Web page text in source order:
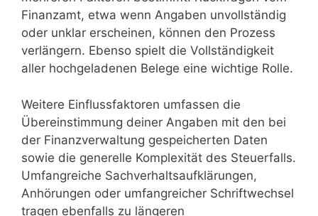
Finanzamt, etwa wenn Angaben unvollständig
oder unklar erscheinen, können den Prozess
verlängern. Ebenso spielt die Vollständigkeit
aller hochgeladenen Belege eine wichtige Rolle.
Weitere Einflussfaktoren umfassen die
Übereinstimmung deiner Angaben mit den bei
der Finanzverwaltung gespeicherten Daten
sowie die generelle Komplexität des Steuerfalls.
Umfangreiche Sachverhaltsaufklärungen,
Anhörungen oder umfangreicher Schriftwechsel
tragen ebenfalls zu längeren